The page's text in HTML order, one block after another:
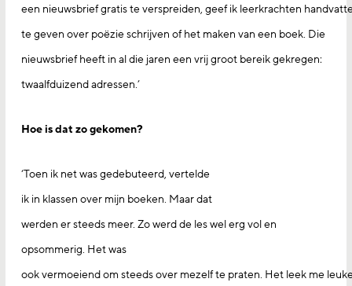
een nieuwsbrief gratis te verspreiden, geef ik leerkrachten
te geven over poëzie schrijven of het maken van een boek. Die
nieuwsbrief heeft in al die jaren een vrij groot bereik gekregen:
twaalfduizend adressen.’
Hoe is dat zo gekomen?
‘Toen ik net was gedebuteerd, vertelde
ik in klassen over mijn boeken. Maar dat
werden er steeds meer. Zo werd de les wel erg vol en
opsommerig. Het was
ook vermoeiend om steeds over mezelf te praten. Het leek me